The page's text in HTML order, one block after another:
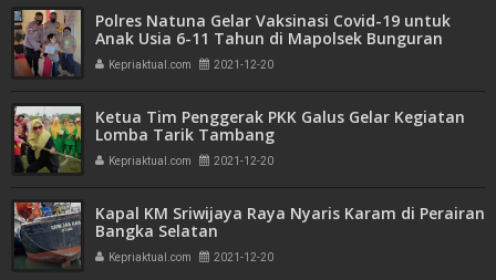
Polres Natuna Gelar Vaksinasi Covid-19 untuk
Anak Usia 6-11 Tahun di Mapolsek Bunguran
Timur
Kepriaktual.com 2021-12-20
Ketua Tim Penggerak PKK Galus Gelar Kegiatan
Lomba Tarik Tambang
Kepriaktual.com 2021-12-20
Kapal KM Sriwijaya Raya Nyaris Karam di Perairan
Bangka Selatan
Kepriaktual.com 2021-12-20